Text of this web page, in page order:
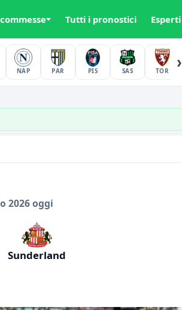
Tutti i pronostici Esperti
NAP PAR PIS SAS TOR
›
2026 oggi
Sunderland